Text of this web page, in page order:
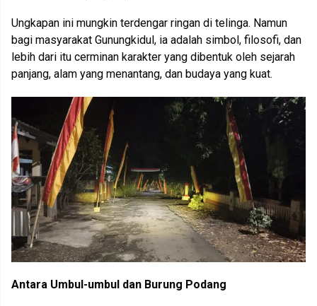
Ungkapan ini mungkin terdengar ringan di telinga. Namun
bagi masyarakat Gunungkidul, ia adalah simbol, filosofi, dan
lebih dari itu cerminan karakter yang dibentuk oleh sejarah
panjang, alam yang menantang, dan budaya yang kuat.
Antara Umbul-umbul dan Burung Podang